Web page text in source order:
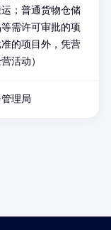
；普通货物仓储
需许可审批的项
的项目外，凭营
活动）
理局